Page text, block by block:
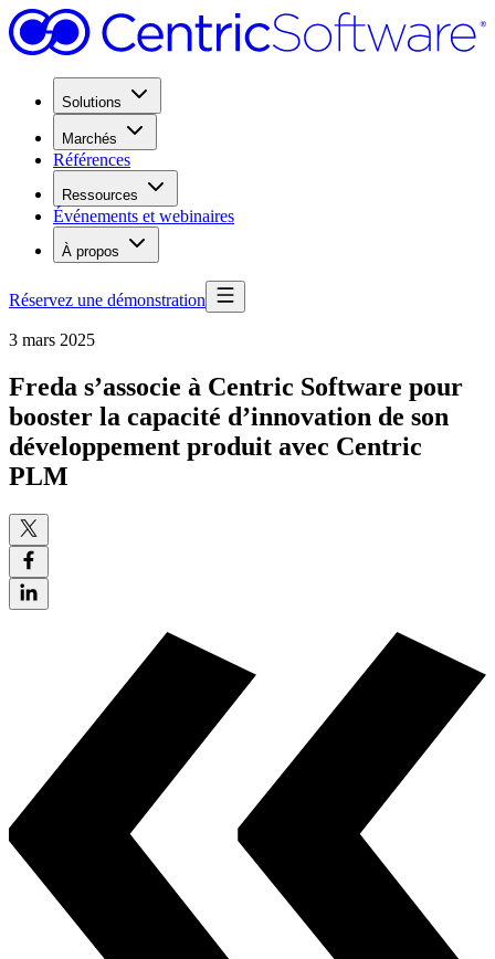
Solutions
Marchés
Références
Ressources
Événements et webinaires
À propos
Réservez une démonstration
3 mars 2025
Freda s’associe à Centric Software pour
booster la capacité d’innovation de son
développement produit avec Centric
PLM